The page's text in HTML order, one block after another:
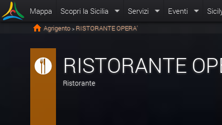
Mappa Scopri la Sicilia Servizi Eventi
Agrigento > RISTORANTE OPERA'
RISTORANTE
Ristorante